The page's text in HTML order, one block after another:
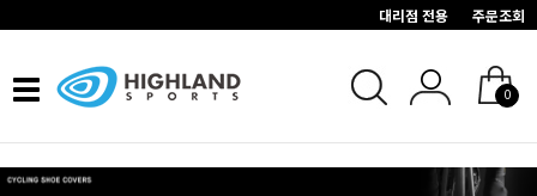
대리점 전용 주문조회
Toggle
navigation
0